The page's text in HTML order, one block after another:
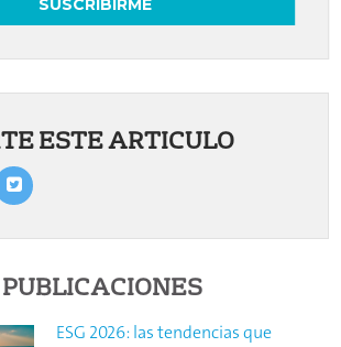
ESTE ARTICULO
ESG 2026: las tendencias que